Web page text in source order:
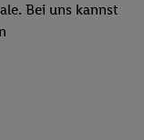
Bei uns kannst